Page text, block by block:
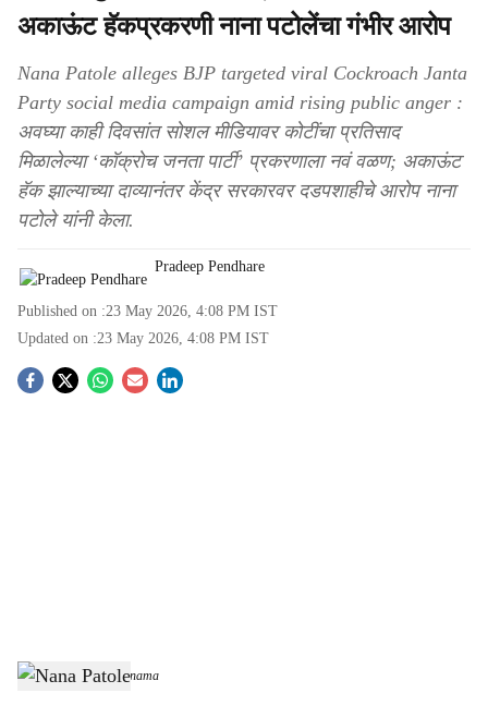
अकाऊंट हॅकप्रकरणी नाना पटोलेंचा गंभीर आरोप
Nana Patole alleges BJP targeted viral Cockroach Janta
Party social media campaign amid rising public anger :
अवघ्या काही दिवसांत सोशल मीडियावर कोटींचा प्रतिसाद
मिळालेल्या ‘कॉक्रोच जनता पार्टी’ प्रकरणाला नवं वळण; अकाऊंट
हॅक झाल्याच्या दाव्यानंतर केंद्र सरकारवर दडपशाहीचे आरोप नाना
पटोले यांनी केला.
Pradeep Pendhare
Published on :23 May 2026, 4:08 PM IST
Updated on :23 May 2026, 4:08 PM IST
S
Nana Patole -Sarkarnama